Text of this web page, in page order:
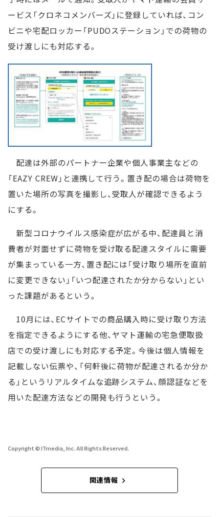
ービス「クロネコメンバーズ」に登録していれば、コン
ビニや宅配ロッカー「PUDOステーション」での荷物の
受け渡しにも対応する。
配達は外部のパートナー企業や個人事業主などの
「EAZY CREW」と連携して行う。置き配の場合は荷物を
置いた場所の写真を撮影し、受取人が確認できるよう
にする。
新型コロナウイルス感染症が広がる中、配達員と消
費者が対面せずに荷物を受け取る配達スタイルに需要
が集まっている一方、置き配には「受け取り場所を直前
に変更できない」「いつ配達されたか分からない」とい
った課題があるという。
10月には、ECサイトでの商品購入時に受け取り方法
を指定できるようにする他、ヤマト運輸の宅急便取扱
店での受け渡しにも対応する予定。今後は個人情報を
記載しない伝票や、「何軒後に荷物が配達されるか分か
る」というリアルタイムな追跡システム、顔認証などを
用いた配達方法などの開発も行うという。
Copyright © ITmedia, Inc. All Rights Reserved.
関連情報